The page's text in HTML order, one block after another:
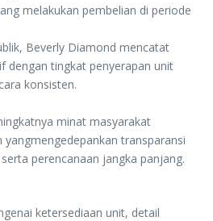
melakukan pembelian di periode
Beverly Diamond mencatat
‎dengan tingkat penyerapan unit
konsisten.
minat masyarakat
transparansi
perencanaan jangka panjang.
ketersediaan unit, detail